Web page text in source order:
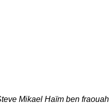
Mikael Haïm ben